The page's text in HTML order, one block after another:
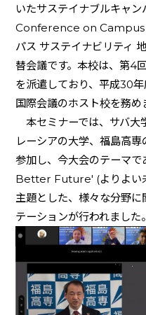
いたサステイナブルキャ
Conference on
パス サステイナビリティ
替会議です。本校は、第4
を派遣しており、平成30
国際会議のホスト校を務め
本セミナーでは、サバ大
レーシアの大学、福島高
参加し、今大会のテーマで
Better Future' (よりよい
主題とした、様々な分野
テーションが行われました。